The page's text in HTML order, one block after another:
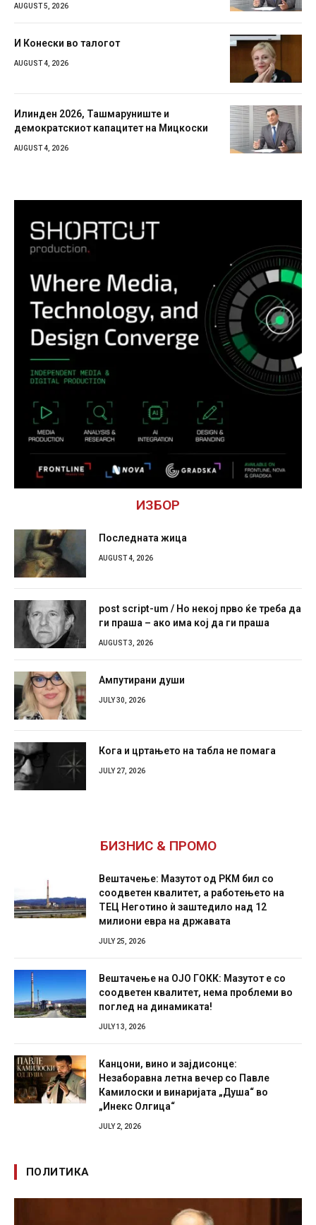
AUGUST 5, 2026
И Конески во талогот
AUGUST 4, 2026
Илинден 2026, Ташмаруниште и
демократскиот капацитет на Мицкоски
AUGUST 4, 2026
ИЗБОР
Последната жица
AUGUST 4, 2026
post script-um / Но некој прво ќе треба да
ги праша – ако има кој да ги праша
AUGUST 3, 2026
Ампутирани души
JULY 30, 2026
Кога и цртањето на табла не помага
JULY 27, 2026
БИЗНИС & ПРОМО
Вештачење: Мазутот од РКМ бил со
соодветен квалитет, а работењето на
ТЕЦ Неготино ѝ заштедило над 12
милиони евра на државата
JULY 25, 2026
Вештачење на ОЈО ГОКК: Мазутот е со
соодветен квалитет, нема проблеми во
поглед на динамиката!
JULY 13, 2026
Канцони, вино и зајдисонце:
Незаборавна летна вечер со Павле
Камилоски и винаријата „Душа“ во
„Инекс Олгица“
JULY 2, 2026
ПОЛИТИКА